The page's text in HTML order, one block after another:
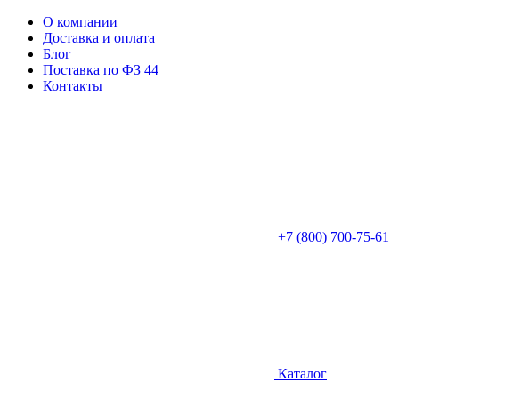
О компании
Доставка и оплата
Блог
Поставка по ФЗ 44
Контакты
+7 (800) 700-75-61
Каталог